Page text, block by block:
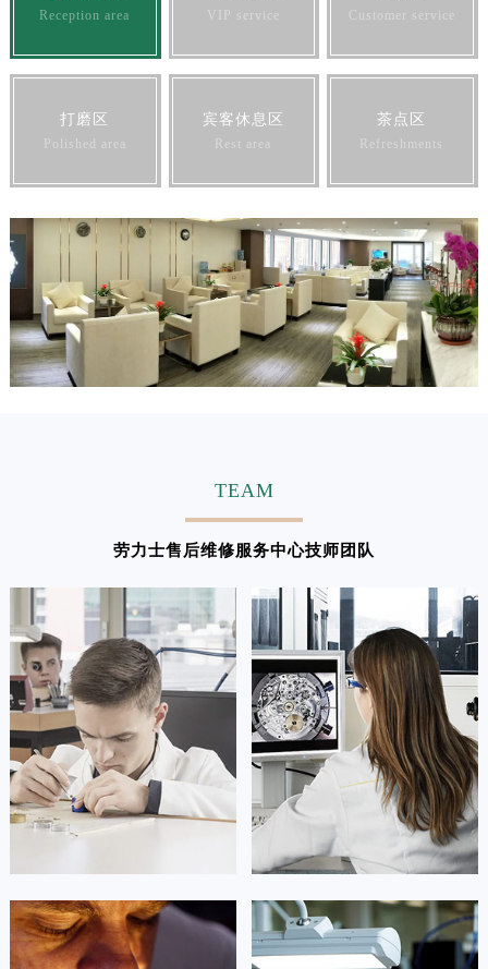
Reception area VIP service Customer service
打磨区
Polished area
宾客休息区
Rest area
茶点区
Refreshments
TEAM
劳力士售后维修服务中心技师团队
凯罗尔·切尔西
资深劳力士技师
达芙妮·克劳迪娅
资深劳力士技师